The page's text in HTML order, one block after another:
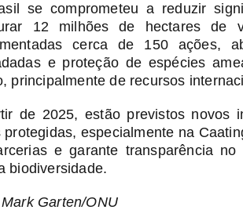
se comprometeu a reduzir
12 milhões de hectares de
cerca de 150 ações,
e proteção de espécies
principalmente de recursos
de 2025, estão previstos novos
protegidas, especialmente na
e garante transparência
biodiversidade.
Garten/ONU